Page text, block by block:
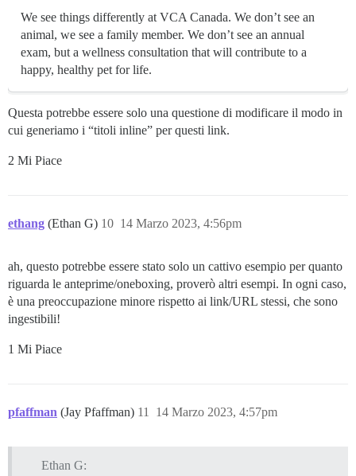
We see things differently at VCA Canada. We don’t see an
animal, we see a family member. We don’t see an annual
exam, but a wellness consultation that will contribute to a
happy, healthy pet for life.
Questa potrebbe essere solo una questione di modificare il modo in
cui generiamo i “titoli inline” per questi link.
2 Mi Piace
ethang (Ethan G) 14 Marzo 2023, 4:56pm
10
ah, questo potrebbe essere stato solo un cattivo esempio per quanto
riguarda le anteprime/oneboxing, proverò altri esempi. In ogni caso,
è una preoccupazione minore rispetto ai link/URL stessi, che sono
ingestibili!
1 Mi Piace
pfaffman (Jay Pfaffman) 14 Marzo 2023, 4:57pm
11
Ethan G: